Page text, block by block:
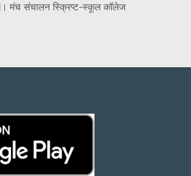
मंच संचालन स्क्रिप्ट-स्कूल कॉलेज